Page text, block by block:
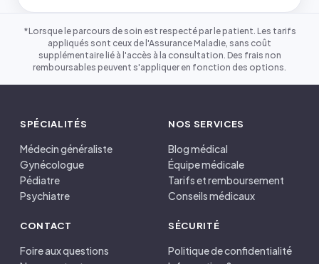
*Lorsque le parcours de soin est respecté par le patient. Les tarifs
appliqués sont ceux de l'Assurance Maladie, sans coût
supplémentaire lié à l'accès à la consultation. Des frais non
remboursables peuvent s'appliquer en fonction des options.
SPÉCIALITÉS
Médecin généraliste
Gynécologue
Pédiatre
Psychiatre
NOS SERVICES
Blog médical
Équipe médicale
Tarifs et remboursement
Conseils médicaux
CONTACT
Foire aux questions
SÉCURITÉ
Politique de confidentialité